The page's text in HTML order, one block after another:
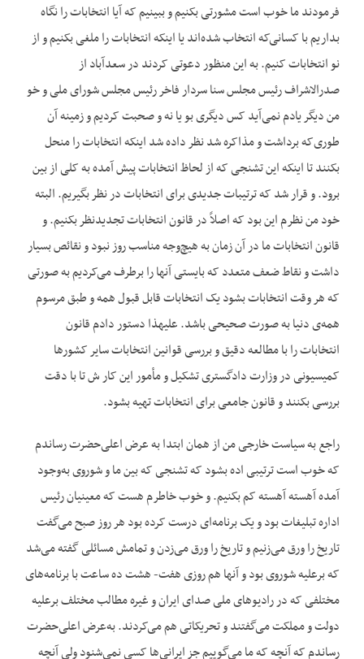
فرمودند ما خوب است مشورتی بکنیم و ببینیم که آیا انتخابات را نگاه
بداریم با کسانی‌که انتخاب شده‌اند یا اینکه انتخابات را ملغی بکنیم و از
نو انتخابات کنیم. به این منظور دعوتی کردند در سعدآباد از
صدرالاشراف رئیس مجلس سنا سردار فاخر رئیس مجلس شورای ملی و خو
من دیگر یادم نمی‌آید کس دیگری بو یا نه و صحبت کردیم و زمینه آن
طوری‌که برداشت و مذاکره شد نظر داده شد اینکه انتخابات را منحل
بکنند تا اینکه این تشنجی که از لحاظ انتخابات پیش آمده به کلی از بین
برود. و قرار شد که ترتیبات جدیدی برای انتخابات در نظر بگیریم. البته
خود من نظرم این بود که اصلاً در قانون انتخابات تجدیدنظر بکنیم. و
قانون انتخابات ما در آن زمان به هیچ‌وجه مناسب روز نبود و نقائص بسیار
داشت و نقاط ضعف متعدد که بایستی آنها را برطرف می‌کردیم به صورتی
که هر وقت انتخابات بشود یک انتخابات قابل قبول همه و طبق مرسوم
همه‌ی دنیا به صورت صحیحی باشد. علیهذا دستور دادم قانون
انتخابات را با مطالعه دقیق و بررسی قوانین انتخابات سایر کشورها
کمیسیونی در وزارت دادگستری تشکیل و مأمور این کار ش تا با دقت
بررسی بکنند و قانون جامعی برای انتخابات تهیه بشود.
راجع به سیاست خارجی من از همان ابتدا به عرض اعلی‌حضرت رساندم
که خوب است ترتیبی اده بشود که تشنجی که بین ما و شوروی به‌وجود
آمده آهسته آهسته کم بکنیم. و خوب خاطرم هست که معینیان رئیس
اداره تبلیغات بود و یک برنامه‌ای درست کرده بود هر روز صبح می‌گفت
تاریخ را ورق می‌زنیم و تاریخ را ورق می‌زدن و تمامش مسائلی گفته می‌شد
که برعلیه شوروی بود و آنها هم روزی هفت- هشت ده ساعت با برنامه‌های
مختلفی که در رادیوهای ملی صدای ایران و غیره مطالب مختلف برعلیه
دولت و مملکت می‌گفتند و تحریکاتی هم می‌کردند. به‌عرض اعلی‌حضرت
رساندم که آنچه که ما می‌گوییم جز ایرانی‌ها کسی نمی‌شنود ولی آنچه